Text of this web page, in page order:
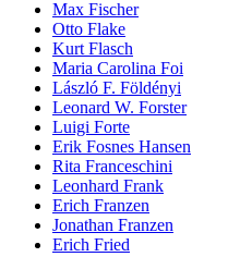
Max Fischer
Otto Flake
Kurt Flasch
Maria Carolina Foi
László F. Földényi
Leonard W. Forster
Luigi Forte
Erik Fosnes Hansen
Rita Franceschini
Leonhard Frank
Erich Franzen
Jonathan Franzen
Erich Fried